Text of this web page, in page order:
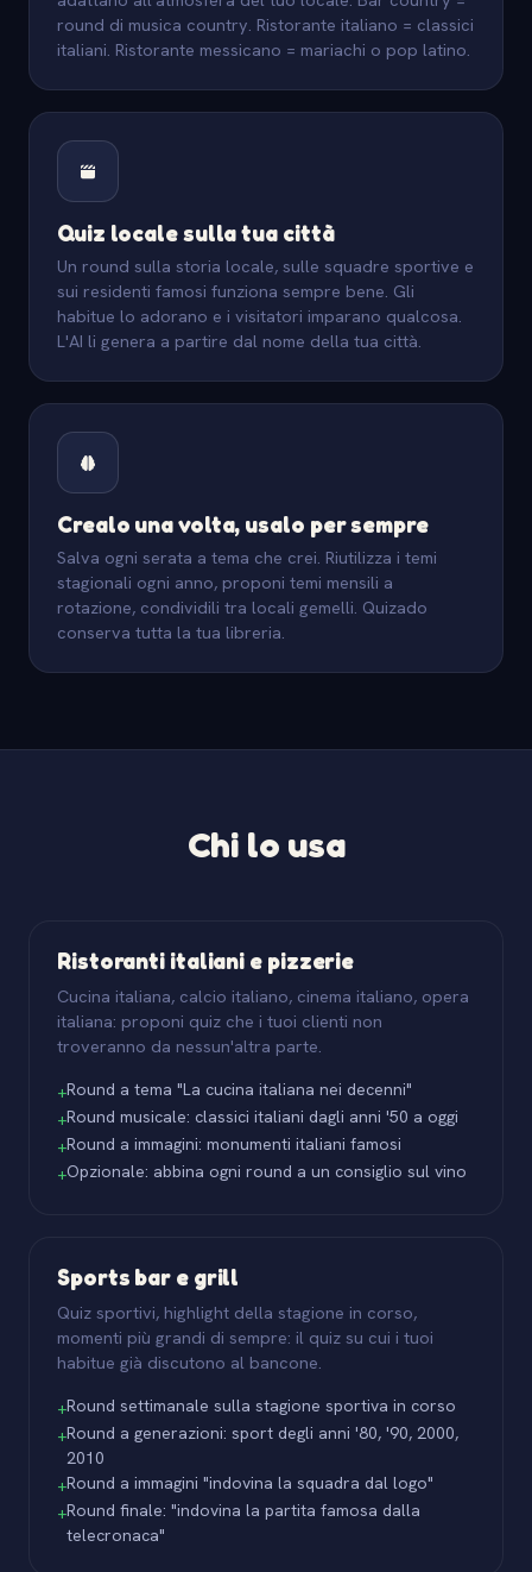
round di musica country. Ristorante italiano = classici
italiani. Ristorante messicano = mariachi o pop latino.
Quiz locale sulla tua città
Un round sulla storia locale, sulle squadre sportive e
sui residenti famosi funziona sempre bene. Gli
habitue lo adorano e i visitatori imparano qualcosa.
L'AI li genera a partire dal nome della tua città.
Crealo una volta, usalo per sempre
Salva ogni serata a tema che crei. Riutilizza i temi
stagionali ogni anno, proponi temi mensili a
rotazione, condividili tra locali gemelli. Quizado
conserva tutta la tua libreria.
Chi lo usa
Ristoranti italiani e pizzerie
Cucina italiana, calcio italiano, cinema italiano, opera
italiana: proponi quiz che i tuoi clienti non
troveranno da nessun'altra parte.
+Round a tema "La cucina italiana nei decenni"
+Round musicale: classici italiani dagli anni '50 a oggi
+Round a immagini: monumenti italiani famosi
+Opzionale: abbina ogni round a un consiglio sul vino
Sports bar e grill
Quiz sportivi, highlight della stagione in corso,
momenti più grandi di sempre: il quiz su cui i tuoi
habitue già discutono al bancone.
+Round settimanale sulla stagione sportiva in corso
+Round a generazioni: sport degli anni '80, '90, 2000,
2010
+Round a immagini "indovina la squadra dal logo"
+Round finale: "indovina la partita famosa dalla
telecronaca"